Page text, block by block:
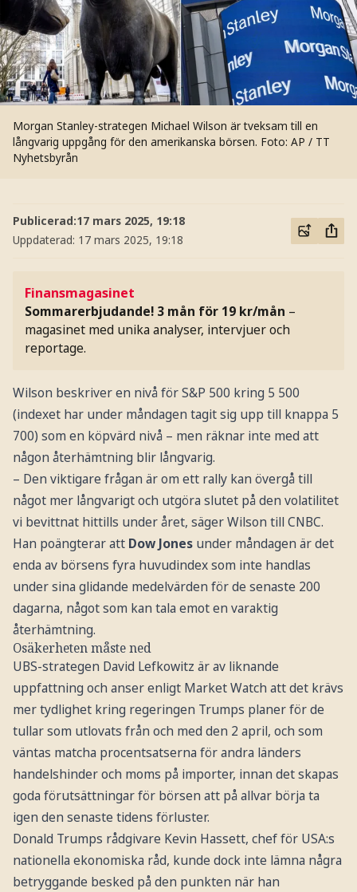
Morgan Stanley-strategen Michael Wilson är tveksam till en
långvarig uppgång för den amerikanska börsen. Foto: AP / TT
Nyhetsbyrån
Publicerad:17 mars 2025, 19:18
Uppdaterad: 17 mars 2025, 19:18
Finansmagasinet
Sommarerbjudande! 3 mån för 19 kr/mån –
magasinet med unika analyser, intervjuer och
reportage.
Wilson beskriver en nivå för S&P 500 kring 5 500
(indexet har under måndagen tagit sig upp till knappa 5
700) som en köpvärd nivå – men räknar inte med att
någon återhämtning blir långvarig.
– Den viktigare frågan är om ett rally kan övergå till
något mer långvarigt och utgöra slutet på den volatilitet
vi bevittnat hittills under året, säger Wilson till CNBC.
Han poängterar att Dow Jones under måndagen är det
enda av börsens fyra huvudindex som inte handlas
under sina glidande medelvärden för de senaste 200
dagarna, något som kan tala emot en varaktig
återhämtning.
Osäkerheten måste ned
UBS-strategen David Lefkowitz är av liknande
uppfattning och anser enligt Market Watch att det krävs
mer tydlighet kring regeringen Trumps planer för de
tullar som utlovats från och med den 2 april, och som
väntas matcha procentsatserna för andra länders
handelshinder och moms på importer, innan det skapas
goda förutsättningar för börsen att på allvar börja ta
igen den senaste tidens förluster.
Donald Trumps rådgivare Kevin Hassett, chef för USA:s
nationella ekonomiska råd, kunde dock inte lämna några
betryggande besked på den punkten när han